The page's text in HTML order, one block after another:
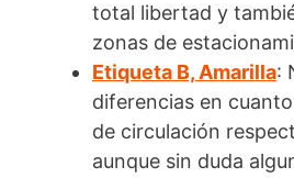
total libertad y
zonas de
Etiqueta B, Amarilla:
diferencias en
de circulación
aunque sin duda